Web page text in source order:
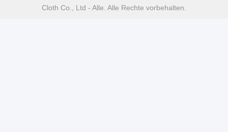
Cloth Co., Ltd - Alle. Alle Rechte vorbehalten.